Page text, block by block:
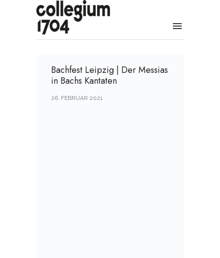
Bachfest Leipzig | Der Messias
in Bachs Kantaten
26. FEBRUAR 2021